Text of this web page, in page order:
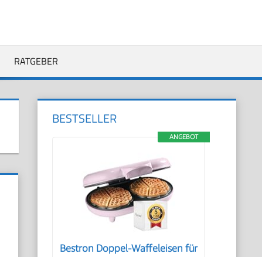
RATGEBER
BESTSELLER
ANGEBOT
Bestron Doppel-Waffeleisen für